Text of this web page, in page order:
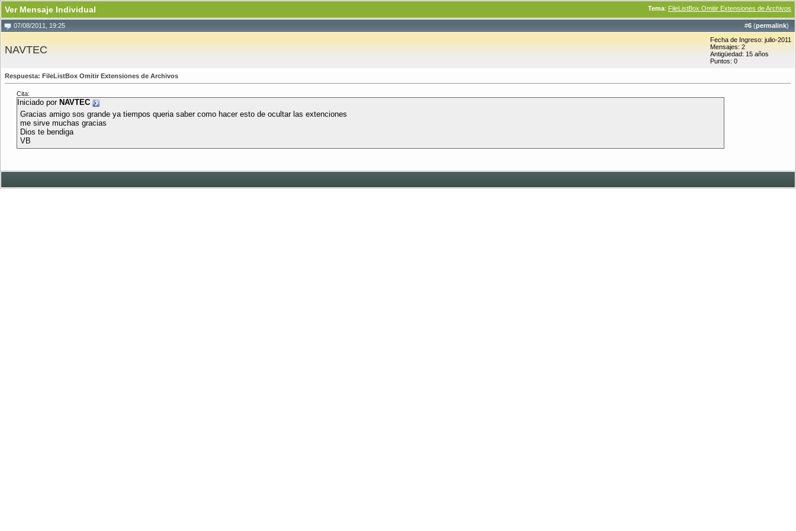
Tema: FileListBox Omitir Extensiones de Archivos
Ver Mensaje Individual
#6 (permalink)
07/08/2011, 19:25
NAVTEC
Fecha de Ingreso: julio-2011
Mensajes: 2
Antigüedad: 15 años
Puntos: 0
Respuesta: FileListBox Omitir Extensiones de Archivos
Cita:
Iniciado por NAVTEC
Gracias amigo sos grande ya tiempos queria saber como hacer esto de ocultar las extenciones
me sirve muchas gracias
Dios te bendiga
VB